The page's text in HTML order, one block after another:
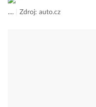
.... Zdroj: auto.cz